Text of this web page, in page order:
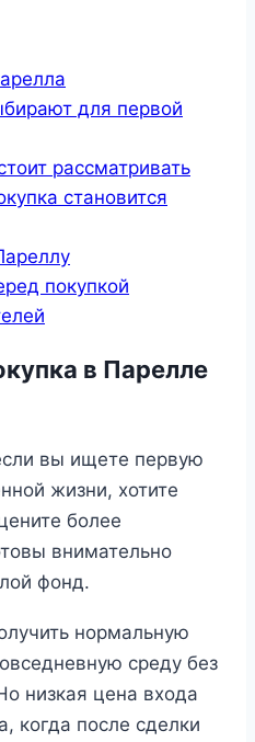
для первой
рассматривать
становится
покупкой
в Парелле
вы ищете первую
жизни, хотите
более
внимательно
фонд.
нормальную
среду без
низкая цена входа
когда после сделки